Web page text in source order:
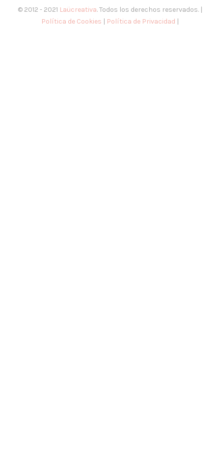
© 2012 - 2021 Laücreativa. Todos los derechos reservados. |
Política de Cookies | Política de Privacidad |